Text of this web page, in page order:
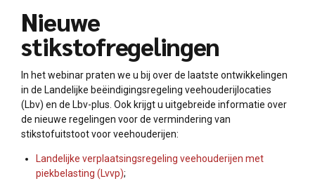
Nieuwe
stikstofregelingen
In het webinar praten we u bij over de laatste ontwikkelingen
in de Landelijke beëindigingsregeling veehouderijlocaties
(Lbv) en de Lbv-plus. Ook krijgt u uitgebreide informatie over
de nieuwe regelingen voor de vermindering van
stikstofuitstoot voor veehouderijen:
Landelijke verplaatsingsregeling veehouderijen met
piekbelasting (Lvvp);